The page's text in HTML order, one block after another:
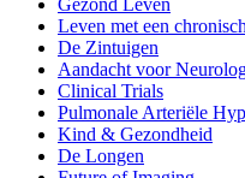
Gezond Leven
Leven met een
De Zintuigen
Aandacht voor
Clinical Trials
Pulmonale Arteriële
Kind & Gezondheid
De Longen